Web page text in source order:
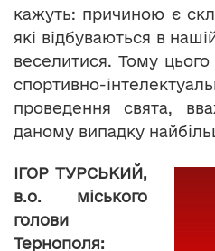
кажуть: причиною є
які відбуваються в
веселитися. Тому
спортивно-
проведення свята,
даному випадку
ІГОР ТУРСЬКИЙ,
в.о. міського
голови
Тернополя: